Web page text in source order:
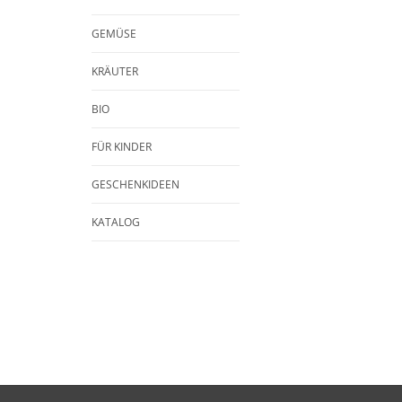
GEMÜSE
KRÄUTER
BIO
FÜR KINDER
GESCHENKIDEEN
KATALOG